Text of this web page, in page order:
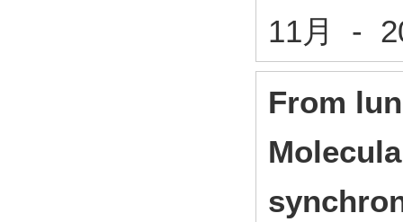
11月 -
From